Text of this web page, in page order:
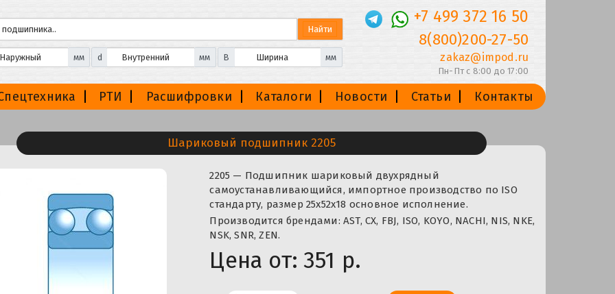
мм d мм B мм
+7 499 372 16 50
8(800)200-27-50
zakaz@impod.ru
Пн-Пт с 8:00 до 17:00
РТИ Расшифровки Каталоги Новости Статьи Контакты
Шариковый подшипник 2205
2205 — Подшипник шариковый двухрядный
самоустанавливающийся, импортное производство по ISO
стандарту, размер 25x52x18 основное исполнение.
Производится брендами: AST, CX, FBJ, ISO, KOYO, NACHI, NIS, NKE,
NSK, SNR, ZEN.
Цена от: 351 р.